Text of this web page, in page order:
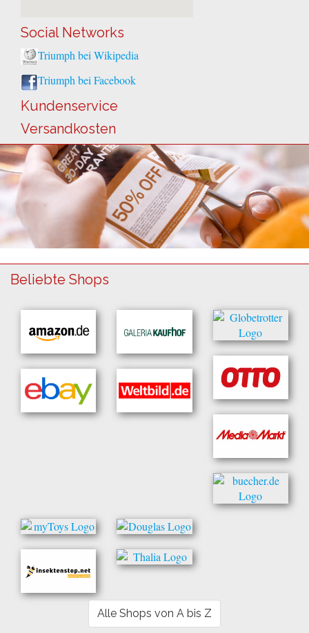
Social Networks
Triumph bei Wikipedia
Triumph bei Facebook
Kundenservice
Versandkosten
Beliebte Shops
Alle Shops von A bis Z